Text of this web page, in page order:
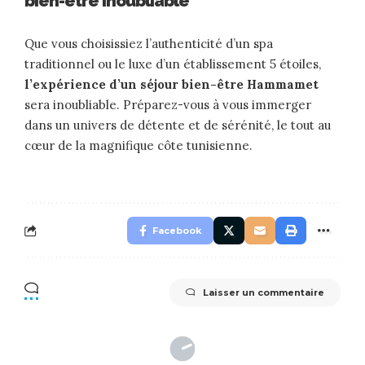
Que vous choisissiez l’authenticité d’un spa
traditionnel ou le luxe d’un établissement 5 étoiles,
l’expérience d’un séjour bien-être Hammamet
sera inoubliable. Préparez-vous à vous immerger
dans un univers de détente et de sérénité, le tout au
cœur de la magnifique côte tunisienne.
Facebook
Laisser un commentaire